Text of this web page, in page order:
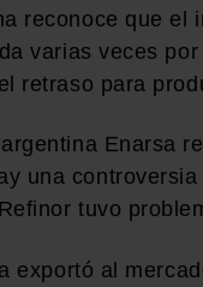
reconoce que el
varias veces
retraso para
Enarsa
una
tuvo
exportó al